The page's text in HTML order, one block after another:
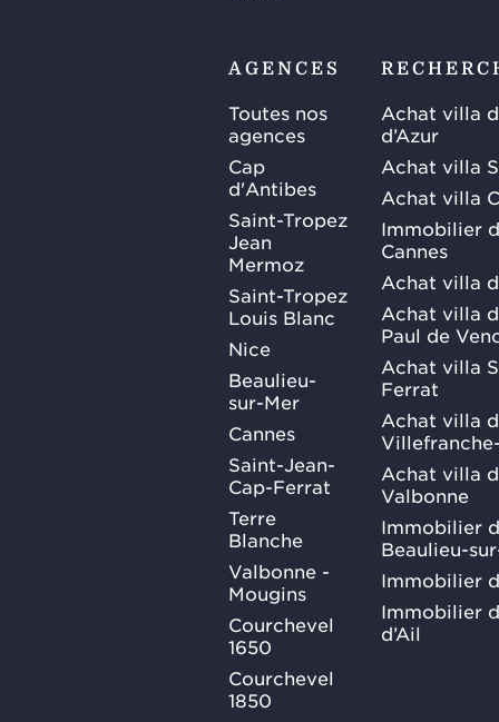
AGENCES
Toutes nos
agences
Cap
d'Antibes
Saint-Tropez
Jean
Mermoz
Saint-Tropez
Louis Blanc
Nice
Beaulieu-
sur-Mer
Cannes
Saint-Jean-
Cap-Ferrat
Terre
Blanche
Valbonne -
Mougins
Courchevel
1650
Courchevel
1850
Achat villa
d’Azur
Achat villa
Achat villa
Immobilier
Cannes
Achat villa
Achat villa
Paul de
Achat villa
Ferrat
Achat villa
Achat villa
Valbonne
Immobilier
Beaulieu-
Immobilier
Immobilier
d’Ail